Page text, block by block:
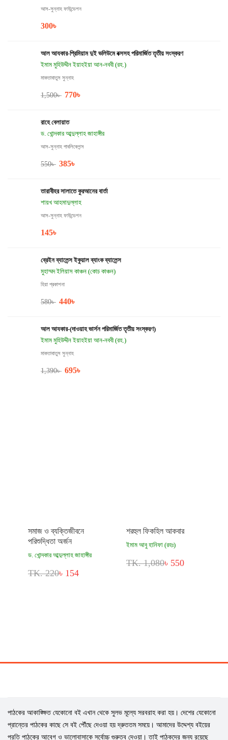
আস-সুন্নাহ ফাউন্ডেশন
300৳
আল আযকার-প্রিমিয়াম দুই ভলিউমে বক্সসহ পরিমার্জিত তৃতীয় সংস্করণ
ইমাম মুহিউদ্দীন ইয়াহইয়া আন-নববী (রহ.)
মাকতাবাতুস সুন্নাহ
1,500৳ 770৳
রাহে বেলায়াত
ড. খোন্দকার আব্দুল্লাহ জাহাঙ্গীর
আস-সুন্নাহ পাবলিকেশন্স
550৳ 385৳
তারাবীহর সালাতে কুরআনের বার্তা
শায়খ আহমাদুল্লাহ
আস-সুন্নাহ ফাউন্ডেশন
145৳
ব্রেইন ব্যালেন্স ইকুয়াল ব্যাংক ব্যালেন্স
মুহাম্মদ ইলিয়াস কাঞ্চন (কোচ কাঞ্চন)
হিয়া প্রকাশনা
580৳ 440৳
আল আযকার-(দাওয়াহ ভার্সন পরিমার্জিত তৃতীয় সংস্করণ)
ইমাম মুহিউদ্দীন ইয়াহইয়া আন-নববী (রহ.)
মাকতাবাতুস সুন্নাহ
1,390৳ 695৳
সমাজ ও ব্যক্তিজীবনে
পরিশুদ্ধিতা অর্জন
ড. খোন্দকার আব্দুল্লাহ জাহাঙ্গীর
TK. 220৳ 154
শরহুল ফিকহিল আকবার
ইমাম আবু হানিফা (রহঃ)
TK. 1,080৳ 550
পাঠকের আকাঙ্ক্ষিত যেকোনো বই এখান থেকে সুলভ মূল্যে সরবরাহ করা হয়। দেশের যেকোনো
প্রান্তের পাঠকের কাছে সে বই পৌঁছে দেওয়া হয় দ্রুততম সময়ে। আমাদের উদ্দেশ্য বইয়ের
প্রতি পাঠকের আবেগ ও ভালোবাসাকে সর্বোচ্চ গুরুত্ব দেওয়া। তাই পাঠকদের জন্য রয়েছে